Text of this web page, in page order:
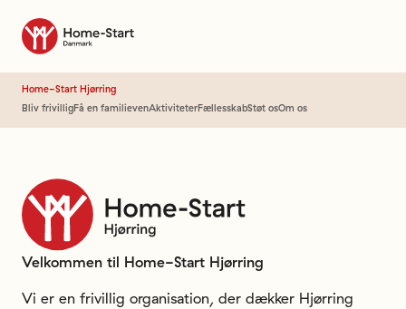
Til forsiden
Home-Start Hjørring
Bliv frivilligFå en familievenAktiviteterFællesskabStøt osOm os
Home-Start
Velkommen til Home-Start Hjørring
Vi er en frivillig organisation, der dækker Hjørring